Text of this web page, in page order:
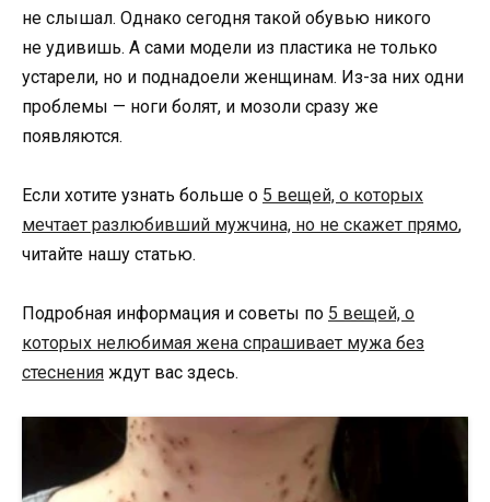
не слышал. Однако сегодня такой обувью никого
не удивишь. А сами модели из пластика не только
устарели, но и поднадоели женщинам. Из-за них одни
проблемы — ноги болят, и мозоли сразу же
появляются.
Если хотите узнать больше о 5 вещей, о которых
мечтает разлюбивший мужчина, но не скажет прямо,
читайте нашу статью.
Подробная информация и советы по 5 вещей, о
которых нелюбимая жена спрашивает мужа без
стеснения ждут вас здесь.